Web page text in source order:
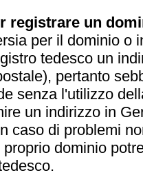
registrare un
per il dominio o
tedesco un
pertanto
senza l'utilizzo
un indirizzo in
caso di problemi
dominio